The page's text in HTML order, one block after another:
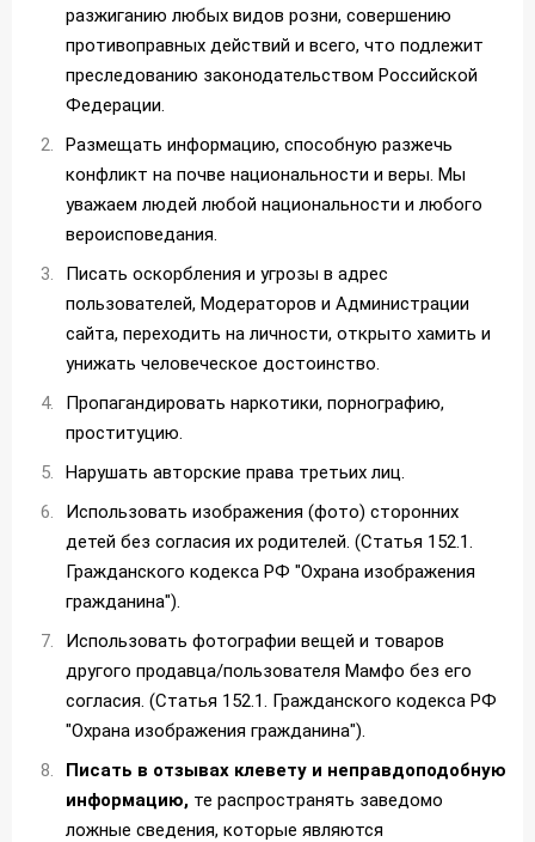
разжиганию любых видов розни, совершению
противоправных действий и всего, что подлежит
преследованию законодательством Российской
Федерации.
Размещать информацию, способную разжечь
конфликт на почве национальности и веры. Мы
уважаем людей любой национальности и любого
вероисповедания.
Писать оскорбления и угрозы в адрес
пользователей, Модераторов и Администрации
сайта, переходить на личности, открыто хамить и
унижать человеческое достоинство.
Пропагандировать наркотики, порнографию,
проституцию.
Нарушать авторские права третьих лиц.
Использовать изображения (фото) сторонних
детей без согласия их родителей. (Статья 152.1.
Гражданского кодекса РФ "Охрана изображения
гражданина").
Использовать фотографии вещей и товаров
другого продавца/пользователя Мамфо без его
согласия. (Статья 152.1. Гражданского кодекса РФ
"Охрана изображения гражданина").
Писать в отзывах клевету и неправдоподобную
информацию, те распространять заведомо
ложные сведения, которые являются